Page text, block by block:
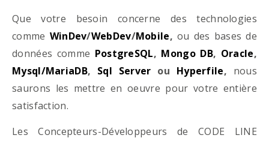
Que votre besoin concerne des technologies
comme WinDev/WebDev/Mobile, ou des bases de
données comme PostgreSQL, Mongo DB, Oracle,
Mysql/MariaDB, Sql Server ou Hyperfile, nous
saurons les mettre en oeuvre pour votre entière
satisfaction.
Les Concepteurs-Développeurs de CODE LINE